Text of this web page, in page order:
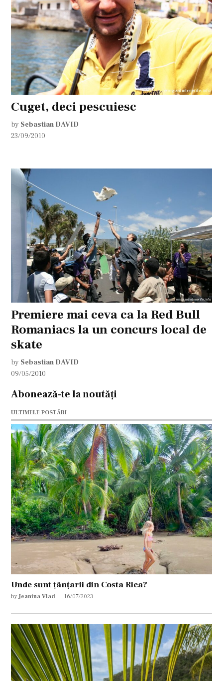
Cuget, deci pescuiesc
by Sebastian DAVID
23/09/2010
Premiere mai ceva ca la Red Bull
Romaniacs la un concurs local de
skate
by Sebastian DAVID
09/05/2010
Abonează-te la noutăți
ULTIMELE POSTĂRI
Unde sunt țânțarii din Costa Rica?
by Jeanina Vlad 16/07/2023